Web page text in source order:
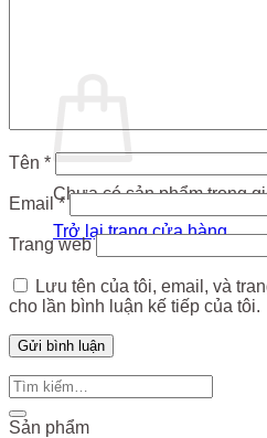
Chưa có sản phẩm trong
Trở lại trang cửa hàng
Tên *
Email*
Trang web
Lưu tên của tôi, email, và
cho lần bình luận kế tiếp của tôi.
Sản phẩm